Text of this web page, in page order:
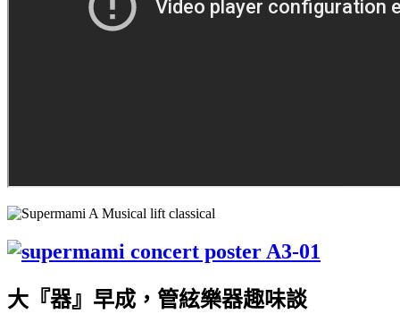
大『器』早成，管絃樂器趣味談